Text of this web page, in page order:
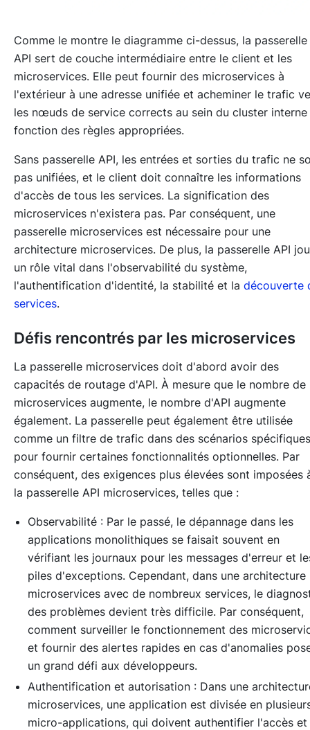
Comme le montre le diagramme ci-dessus, la passerelle
API sert de couche intermédiaire entre le client et les
microservices. Elle peut fournir des microservices à
l'extérieur à une adresse unifiée et acheminer le trafic
les nœuds de service corrects au sein du cluster interne
fonction des règles appropriées.
Sans passerelle API, les entrées et sorties du trafic ne
pas unifiées, et le client doit connaître les informations
d'accès de tous les services. La signification des
microservices n'existera pas. Par conséquent, une
passerelle microservices est nécessaire pour une
architecture microservices. De plus, la passerelle API
un rôle vital dans l'observabilité du système,
l'authentification d'identité, la stabilité et la découverte
services.
Défis rencontrés par les microservices
La passerelle microservices doit d'abord avoir des
capacités de routage d'API. À mesure que le nombre de
microservices augmente, le nombre d'API augmente
également. La passerelle peut également être utilisée
comme un filtre de trafic dans des scénarios spécifiques
pour fournir certaines fonctionnalités optionnelles. Par
conséquent, des exigences plus élevées sont imposées
la passerelle API microservices, telles que :
Observabilité : Par le passé, le dépannage dans les
applications monolithiques se faisait souvent en
vérifiant les journaux pour les messages d'erreur et
piles d'exceptions. Cependant, dans une architecture
microservices avec de nombreux services, le
des problèmes devient très difficile. Par conséquent,
comment surveiller le fonctionnement des
et fournir des alertes rapides en cas d'anomalies
un grand défi aux développeurs.
Authentification et autorisation : Dans une
microservices, une application est divisée en
micro-applications, qui doivent authentifier l'accès et